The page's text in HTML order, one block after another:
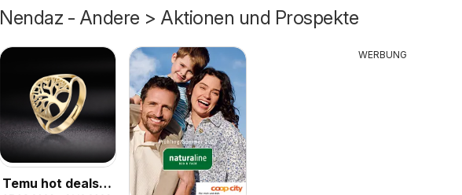
Nendaz - Andere > Aktionen und Prospekte
Temu hot deals –
WERBUNG